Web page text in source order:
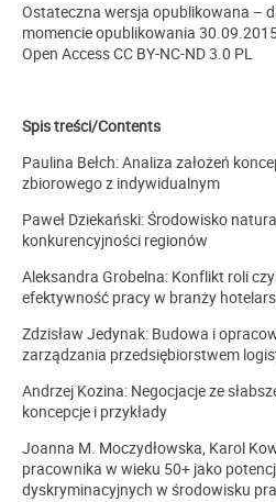
Ostateczna wersja opublikowana –
momencie opublikowania
Open Access CC BY-NC-ND 3.0 PL
Spis treści/Contents
Paulina Bełch: Analiza założeń
zbiorowego z indywidualnym
Paweł Dziekański: Środowisko
konkurencyjności regionów
Aleksandra Grobelna: Konflikt roli
efektywność pracy w branży
Zdzisław Jedynak: Budowa i
zarządzania przedsiębiorstwem
Andrzej Kozina: Negocjacje ze
koncepcje i przykłady
Joanna M. Moczydłowska, Karol
pracownika w wieku 50+ jako
dyskryminacyjnych w środowisku